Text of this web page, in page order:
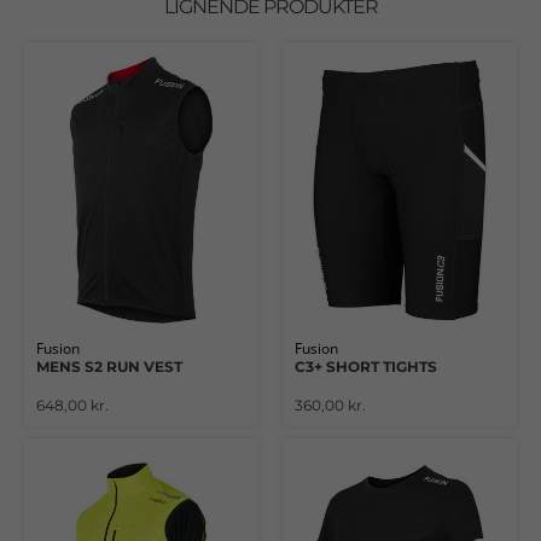
LIGNENDE PRODUKTER
Fusion
MENS S2 RUN VEST
648,00 kr.
Fusion
C3+ SHORT TIGHTS
360,00 kr.